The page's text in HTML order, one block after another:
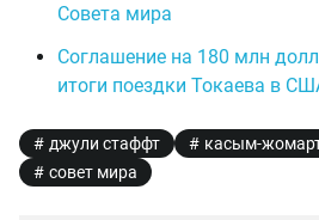
Совета мира
Соглашение на 180 млн
итоги поездки Токаева в
джули стаффт
касым-
совет мира